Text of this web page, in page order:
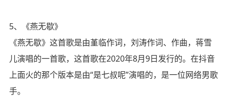
5、《燕无歇》
《燕无歇》这首歌是由堇临作词，刘涛作词、作曲，蒋雪
儿演唱的一首歌，这首歌在2020年8月9日发行的。在抖音
上面火的那个版本是由“是七叔呢”演唱的，是一位网络男歌
手。